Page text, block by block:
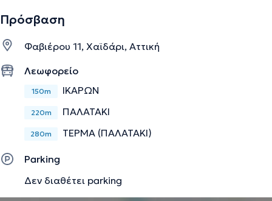
Την περιγραφή επιμελείται η ομάδα του doctoranytime βασισμένη σε
Πρόσβαση
Φαβιέρου 11, Χαϊδάρι, Αττική
Λεωφορείο
150m ΙΚΑΡΩΝ
220m ΠΑΛΑΤΑΚΙ
280m ΤΕΡΜΑ (ΠΑΛΑΤΑΚΙ)
Parking
Δεν διαθέτει parking